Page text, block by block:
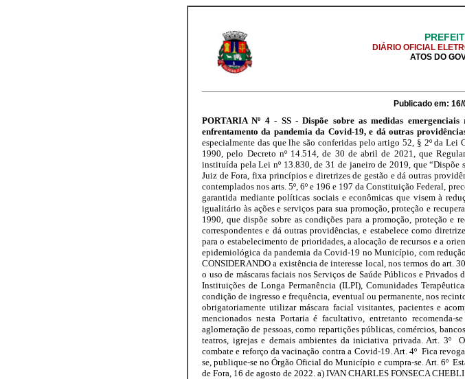
DIÁRIO OFICIAL
ATOS DO
Publicado em:
PORTARIA Nº 4 - SS - Dispõe sobre as medidas
enfrentamento da pandemia da Covid-19, e dá outras
especialmente das que lhe são conferidas pelo artigo 52, § 2º da
1990, pelo Decreto nº 14.514, de 30 de abril de 2021, que
instituída pela Lei nº 13.830, de 31 de janeiro de 2019, que
Juiz de Fora, fixa princípios e diretrizes de gestão e dá outras
contemplados nos arts. 5º, 6º e 196 e 197 da Constituição Federal,
garantida mediante políticas sociais e econômicas que visem à
igualitário às ações e serviços para sua promoção, proteção e
1990, que dispõe sobre as condições para a promoção, proteção e
correspondentes e dá outras providências, e estabelece como
para o estabelecimento de prioridades, a alocação de recursos e a
epidemiológica da pandemia da Covid-19 no Município, com
CONSIDERANDO a existência de interesse local, nos termos do art.
o uso de máscaras faciais nos Serviços de Saúde Públicos e
Instituições de Longa Permanência (ILPI), Comunidades
condição de ingresso e frequência, eventual ou permanente, nos
obrigatoriamente utilizar máscara facial visitantes, pacientes e
mencionados nesta Portaria é facultativo, entretanto
aglomeração de pessoas, como repartições públicas, comércios,
teatros, igrejas e demais ambientes da iniciativa privada. Art. 3º
combate e reforço da vacinação contra a Covid-19. Art. 4º Fica
se, publique-se no Órgão Oficial do Município e cumpra-se. Art. 6º
de Fora, 16 de agosto de 2022. a) IVAN CHARLES FONSECA